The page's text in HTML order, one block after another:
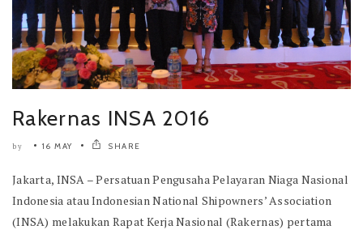
Rakernas INSA 2016
by 16 MAY SHARE
Jakarta, INSA – Persatuan Pengusaha Pelayaran Niaga Nasional
Indonesia atau Indonesian National Shipowners’ Association
(INSA) melakukan Rapat Kerja Nasional (Rakernas) pertama